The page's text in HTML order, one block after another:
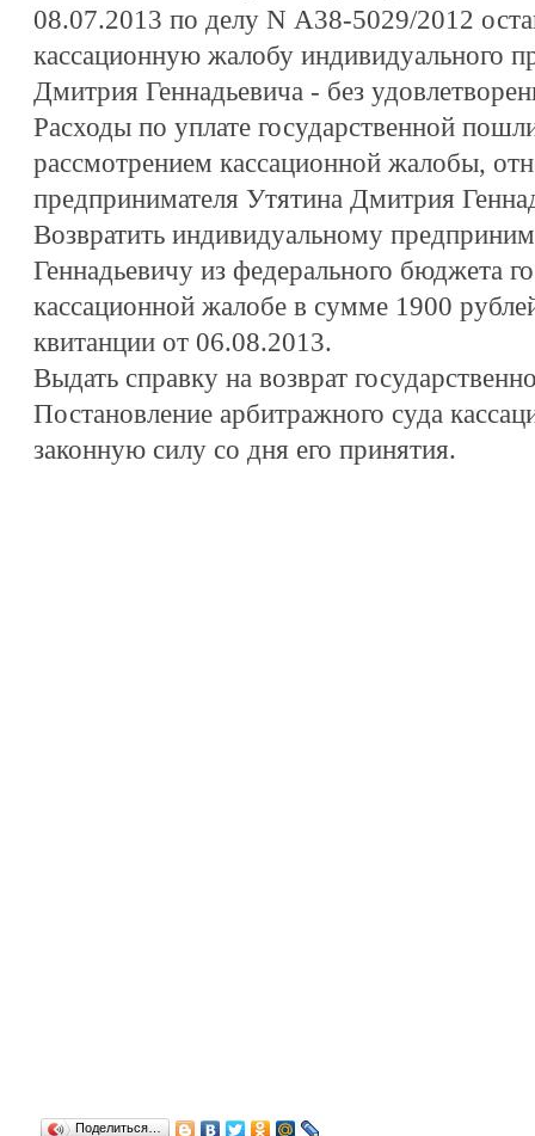
08.07.2013 по делу N А38-5029/2012
кассационную жалобу индивидуального
Дмитрия Геннадьевича - без
Расходы по уплате государственной
рассмотрением кассационной жалобы,
предпринимателя Утятина Дмитрия
Возвратить индивидуальному
Геннадьевичу из федерального бюджета
кассационной жалобе в сумме 1900
квитанции от 06.08.2013.
Выдать справку на возврат
Постановление арбитражного суда
законную силу со дня его принятия.
Поделиться…